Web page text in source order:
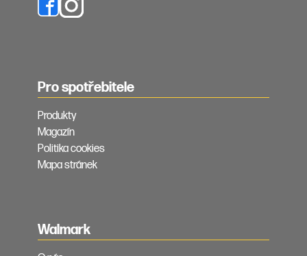
Pro spotřebitele
Produkty
Magazín
Politika cookies
Mapa stránek
Walmark